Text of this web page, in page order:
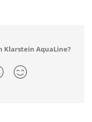
Klarstein AquaLine?